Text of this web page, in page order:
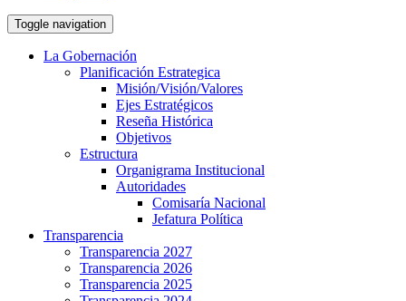
Toggle navigation
La Gobernación
Planificación Estrategica
Misión/Visión/Valores
Ejes Estratégicos
Reseña Histórica
Objetivos
Estructura
Organigrama Institucional
Autoridades
Comisaría Nacional
Jefatura Política
Transparencia
Transparencia 2027
Transparencia 2026
Transparencia 2025